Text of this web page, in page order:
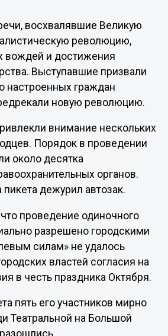
восхвалявшие Великую
революцию,
вождей и достижения
Выступавшие призвали
настроенных граждан
новую революцию.
внимание нескольких
Порядок в проведении
около десятка
органов.
дежурил автозак.
проведение одиночного
разрешено городскими
силам» не удалось
властей согласия на
в честь праздника Октября.
пять его участников мирно
Театральной на Большой